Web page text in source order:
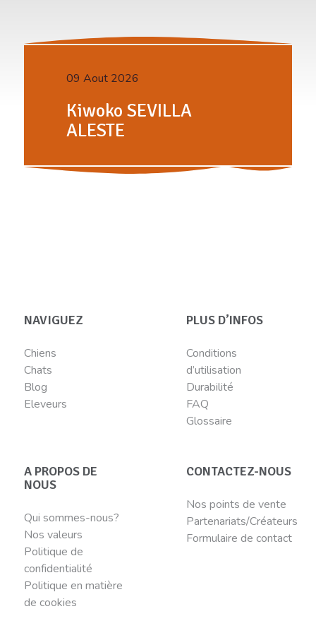
09 Aout 2026
Kiwoko SEVILLA
ALESTE
NAVIGUEZ
Chiens
Chats
Blog
Eleveurs
PLUS D’INFOS
Conditions
d’utilisation
Durabilité
FAQ
Glossaire
A PROPOS DE
NOUS
Qui sommes-nous?
Nos valeurs
Politique de
confidentialité
Politique en matière
de cookies
CONTACTEZ-NOUS
Nos points de vente
Partenariats/Créateurs
Formulaire de contact